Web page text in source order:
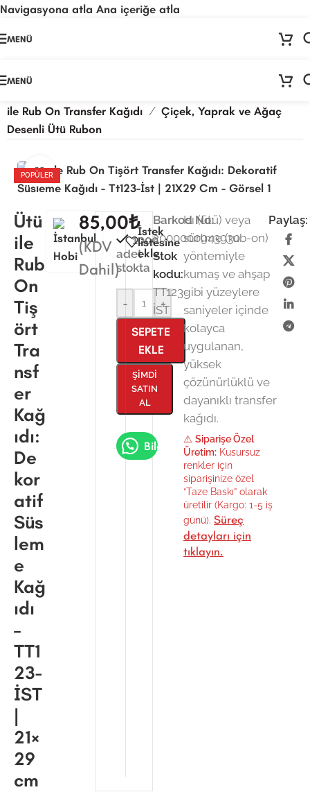
Navigasyona atla Ana içeriğe atla
🚨ÖNEMLİ DUYURU: Sektörel sezon çalışma takvimimiz nedeniyle24
MENÜ
MENÜ
ile Rub On Transfer Kağıdı / Çiçek, Yaprak ve Ağaç
Desenli Ütü Rubon
POPÜLER Büyütmek için tıklayın
Ütü
ile
Rub
On
Tiş
ört
Tra
nsf
er
Kağ
ıdı:
De
kor
atif
Süs
lem
e
Kağ
ıdı
–
TT1
23-
İST
|
21×
29
cm
85,00₺
(KDV
Dahil)
1000
adet
stokta
- +
SEPETE
EKLE
ŞIMDI
SATIN
AL
Bilgi Al
İstek
listesine
ekle
Barkod No:
2000000943930
Stok
kodu:
TT123-
İST
Isı (ütü) veya
sürtme (rub-on)
yöntemiyle
kumaş ve ahşap
gibi yüzeylere
saniyeler içinde
kolayca
uygulanan,
yüksek
çözünürlüklü ve
dayanıklı transfer
kağıdı.
⚠️Siparişe Özel
Üretim: Kusursuz
renkler için
siparişinize özel
“Taze Baskı” olarak
üretilir (Kargo: 1-5 iş
günü).Süreç
detayları için
tıklayın.
Paylaş: